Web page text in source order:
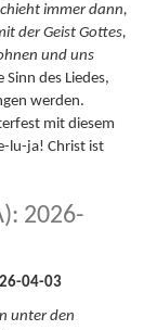
immer dann,
der Geist Gottes,
und uns
des Liedes,
werden.
mit diesem
lu-ja! Christ ist
2026-
04-03
unter den